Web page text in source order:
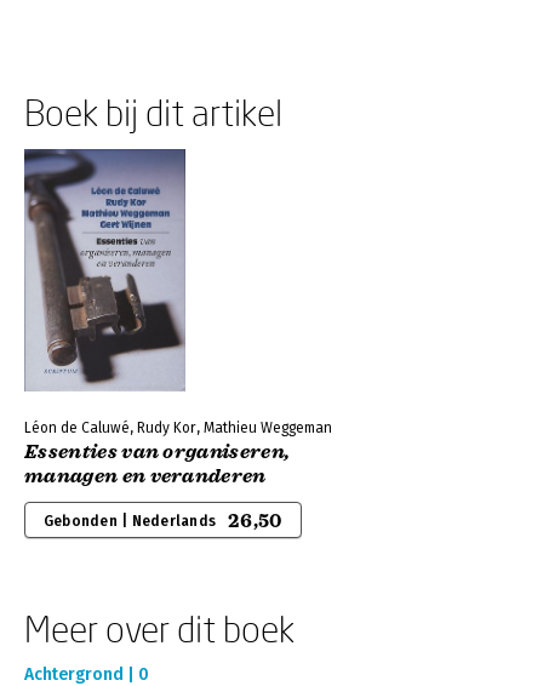
Boek bij dit artikel
Léon de Caluwé, Rudy Kor, Mathieu Weggeman
Essenties van organiseren,
managen en veranderen
Gebonden | Nederlands 26,50
Meer over dit boek
Achtergrond | 0